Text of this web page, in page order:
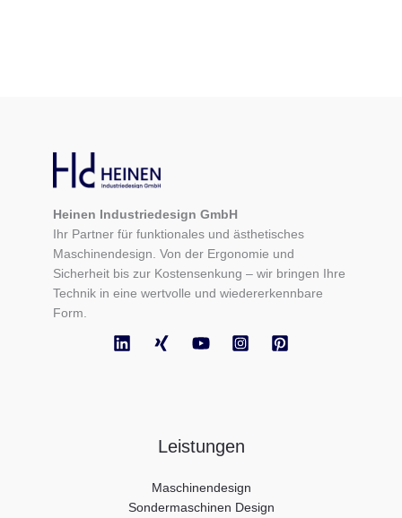
Heinen Industriedesign GmbH
Ihr Partner für funktionales und ästhetisches
Maschinendesign. Von der Ergonomie und
Sicherheit bis zur Kostensenkung – wir bringen Ihre
Technik in eine wertvolle und wiedererkennbare
Form.
Leistungen
Maschinendesign
Sondermaschinen Design